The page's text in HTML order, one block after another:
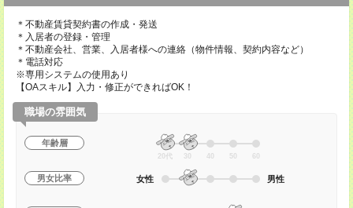
＊不動産賃貸契約書の作成・発送
＊入居者の登録・管理
＊不動産会社、営業、入居者様への連絡（物件情報、契約内容など）
＊電話対応
※専用システムの使用あり
【OAスキル】入力・修正ができればOK！
職場の雰囲気
年齢層
20代 30 40 50 60
男女比率 女性 男性